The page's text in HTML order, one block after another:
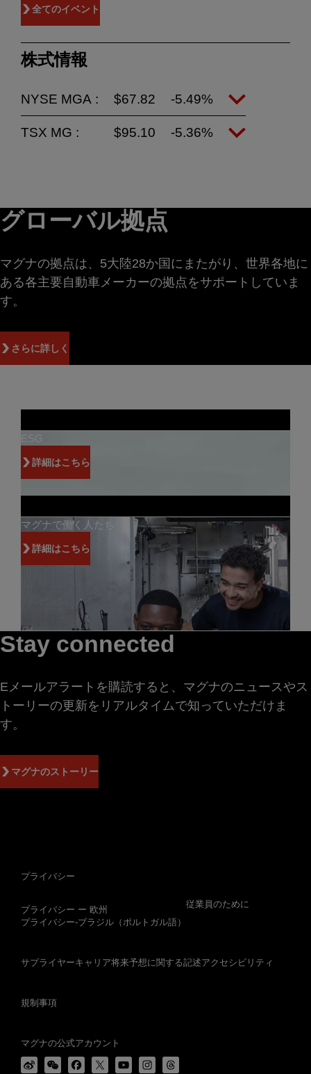
全てのイベント
株式情報
NYSE MGA : $67.82 -5.49%
TSX MG : $95.10 -5.36%
グローバル拠点
マグナの拠点は、5大陸28か国にまたがり、世界各地に
ある各主要自動車メーカーの拠点をサポートしていま
す。
さらに詳しく
ESG
詳細はこちら
マグナで働く人たち
詳細はこちら
Stay connected
Eメールアラートを購読すると、マグナのニュースやス
トーリーの更新をリアルタイムで知っていただけま
す。
マグナのストーリー
プライバシー
プライバシー ー 欧州
プライバシー-ブラジル（ポルトガル語）
従業員のために
サプライヤーキャリア将来予想に関する記述アクセシビリティ
規制事項
マグナの公式アカウント